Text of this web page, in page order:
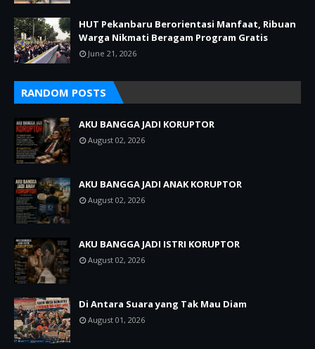
HUT Pekanbaru Berorientasi Manfaat, Ribuan
Warga Nikmati Beragam Program Gratis
June 21, 2026
RANDOM POSTS
AKU BANGGA JADI KORUPTOR
August 02, 2026
AKU BANGGA JADI ANAK KORUPTOR
August 02, 2026
AKU BANGGA JADI ISTRI KORUPTOR
August 02, 2026
Di Antara Suara yang Tak Mau Diam
August 01, 2026